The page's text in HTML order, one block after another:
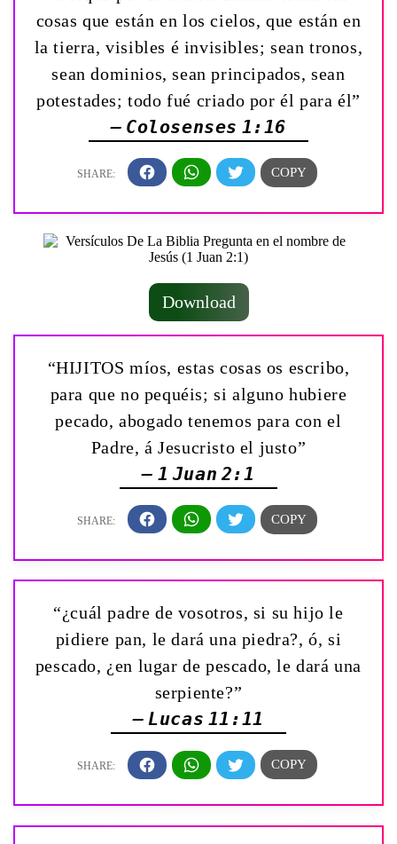
cosas que están en los cielos, que están en
la tierra, visibles é invisibles; sean tronos,
sean dominios, sean principados, sean
potestades; todo fué criado por él para él”
— Colosenses 1:16
Download
“HIJITOS míos, estas cosas os escribo,
para que no pequéis; si alguno hubiere
pecado, abogado tenemos para con el
Padre, á Jesucristo el justo”
— 1 Juan 2:1
“¿cuál padre de vosotros, si su hijo le
pidiere pan, le dará una piedra?, ó, si
pescado, ¿en lugar de pescado, le dará una
serpiente?”
— Lucas 11:11